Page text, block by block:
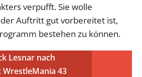
verpufft. Sie wolle
Auftritt gut vorbereitet ist,
bestehen zu können.
Lesnar nach
43